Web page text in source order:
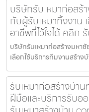
บริษัทรับเหมาก่อสร้
กับผู้รับเหมาทิ้งงาน
อาชีพที่ไว้ใจได้ คลิก
บริษัทรับเหมาก่อสร้างมหา
เลือกใช้บริการทีมงานสร้าง
รับเหมาก่อสร้างบ้า
ฝีมือและบริการรับอ